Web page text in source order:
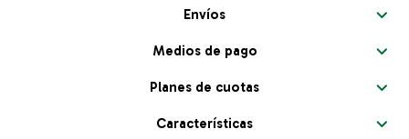
Envíos
Medios de pago
Planes de cuotas
Características